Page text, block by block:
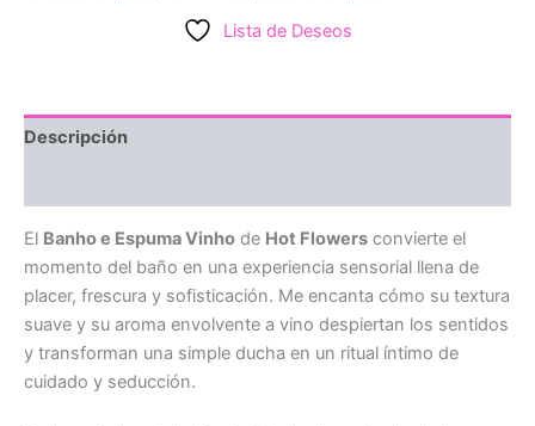
Lista de Deseos
Descripción
El Banho e Espuma Vinho de Hot Flowers convierte el
momento del baño en una experiencia sensorial llena de
placer, frescura y sofisticación. Me encanta cómo su textura
suave y su aroma envolvente a vino despiertan los sentidos
y transforman una simple ducha en un ritual íntimo de
cuidado y seducción.